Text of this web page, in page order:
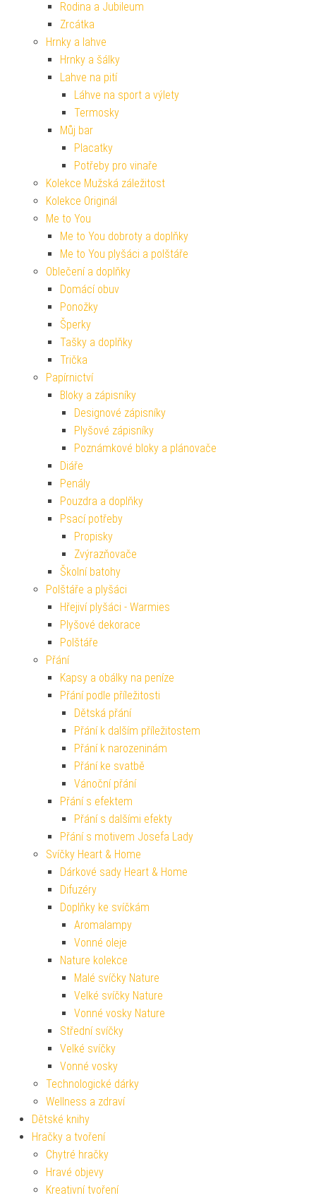
Rodina a Jubileum
Zrcátka
Hrnky a lahve
Hrnky a šálky
Lahve na pití
Láhve na sport a výlety
Termosky
Můj bar
Placatky
Potřeby pro vinaře
Kolekce Mužská záležitost
Kolekce Originál
Me to You
Me to You dobroty a doplňky
Me to You plyšáci a polštáře
Oblečení a doplňky
Domácí obuv
Ponožky
Šperky
Tašky a doplňky
Trička
Papírnictví
Bloky a zápisníky
Designové zápisníky
Plyšové zápisníky
Poznámkové bloky a plánovače
Diáře
Penály
Pouzdra a doplňky
Psací potřeby
Propisky
Zvýrazňovače
Školní batohy
Polštáře a plyšáci
Hřejiví plyšáci - Warmies
Plyšové dekorace
Polštáře
Přání
Kapsy a obálky na peníze
Přání podle příležitosti
Dětská přání
Přání k dalším příležitostem
Přání k narozeninám
Přání ke svatbě
Vánoční přání
Přání s efektem
Přání s dalšími efekty
Přání s motivem Josefa Lady
Svíčky Heart & Home
Dárkové sady Heart & Home
Difuzéry
Doplňky ke svíčkám
Aromalampy
Vonné oleje
Nature kolekce
Malé svíčky Nature
Velké svíčky Nature
Vonné vosky Nature
Střední svíčky
Velké svíčky
Vonné vosky
Technologické dárky
Wellness a zdraví
Dětské knihy
Hračky a tvoření
Chytré hračky
Hravé objevy
Kreativní tvoření